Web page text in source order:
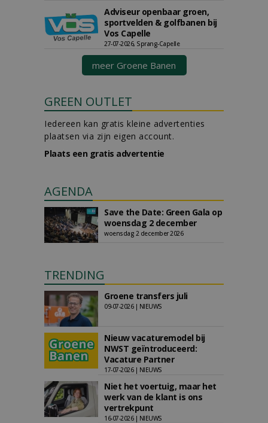
Adviseur openbaar groen,
sportvelden & golfbanen bij
Vos Capelle
27-07-2026, Sprang-Capelle
meer Groene Banen
GREEN OUTLET
Iedereen kan gratis kleine advertenties
plaatsen via zijn eigen account.
Plaats een gratis advertentie
AGENDA
Save the Date: Green Gala op
woensdag 2 december
woensdag 2 december 2026
TRENDING
Groene transfers juli
09-07-2026 | NIEUWS
Nieuw vacaturemodel bij
NWST geïntroduceerd:
Vacature Partner
17-07-2026 | NIEUWS
Niet het voertuig, maar het
werk van de klant is ons
vertrekpunt
16-07-2026 | NIEUWS